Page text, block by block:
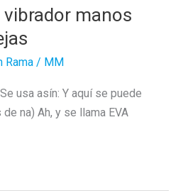
vibrador manos
Rama / MM
usa asín: Y aquí se puede
na) Ah, y se llama EVA